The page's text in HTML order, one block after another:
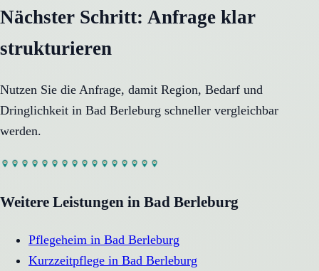
Nächster Schritt: Anfrage klar
strukturieren
Nutzen Sie die Anfrage, damit Region, Bedarf und
Dringlichkeit in Bad Berleburg schneller vergleichbar
werden.
Weitere Leistungen in Bad Berleburg
Pflegeheim in Bad Berleburg
Kurzzeitpflege in Bad Berleburg